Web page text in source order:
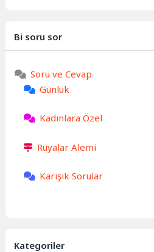
Bi soru sor
Soru ve Cevap
Günlük
Kadınlara Özel
Rüyalar Alemi
Karışık Sorular
Kategoriler